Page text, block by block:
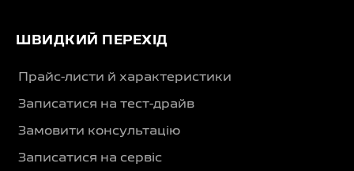
ШВИДКИЙ ПЕРЕХІД
Прайс-листи й характеристики
Записатися на тест-драйв
Замовити консультацію
Записатися на сервіс